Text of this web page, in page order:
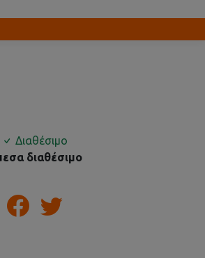
Διαθέσιμο
διαθέσιμο